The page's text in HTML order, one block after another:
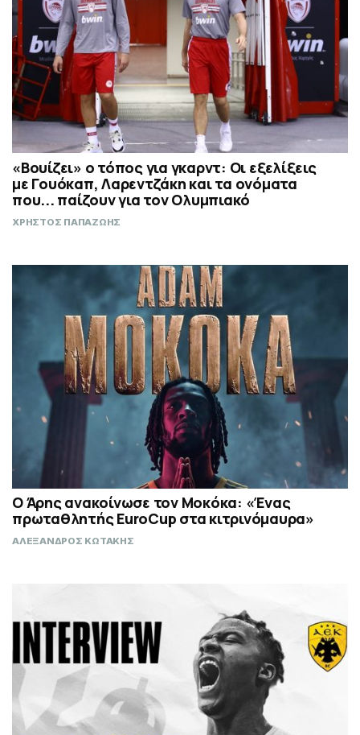
«Βουίζει» ο τόπος για γκαρντ: Οι εξελίξεις
με Γουόκαπ, Λαρεντζάκη και τα ονόματα
που... παίζουν για τον Ολυμπιακό
ΧΡΗΣΤΟΣ ΠΑΠΑΖΩΗΣ
Ο Άρης ανακοίνωσε τον Μοκόκα: «Ένας
πρωταθλητής EuroCup στα κιτρινόμαυρα»
ΑΛΕΞΑΝΔΡΟΣ ΚΩΤΑΚΗΣ